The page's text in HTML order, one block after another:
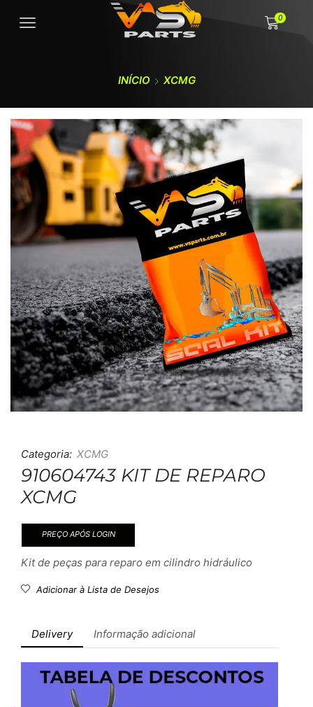
0
INÍCIO XCMG
Categoria: XCMG
910604743 KIT DE REPARO
XCMG
PREÇO APÓS LOGIN
Kit de peças para reparo em cilindro hidráulico
Adicionar à Lista de Desejos
Delivery Informação adicional